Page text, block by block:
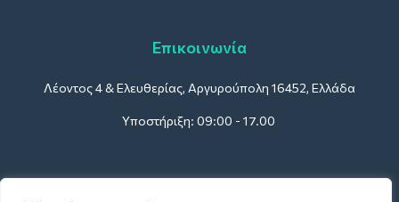
Επικοινωνία
Λέοντος 4 & Ελευθερίας, Αργυρούπολη 16452, Ελλάδα
Υποστήριξη: 09:00 - 17.00